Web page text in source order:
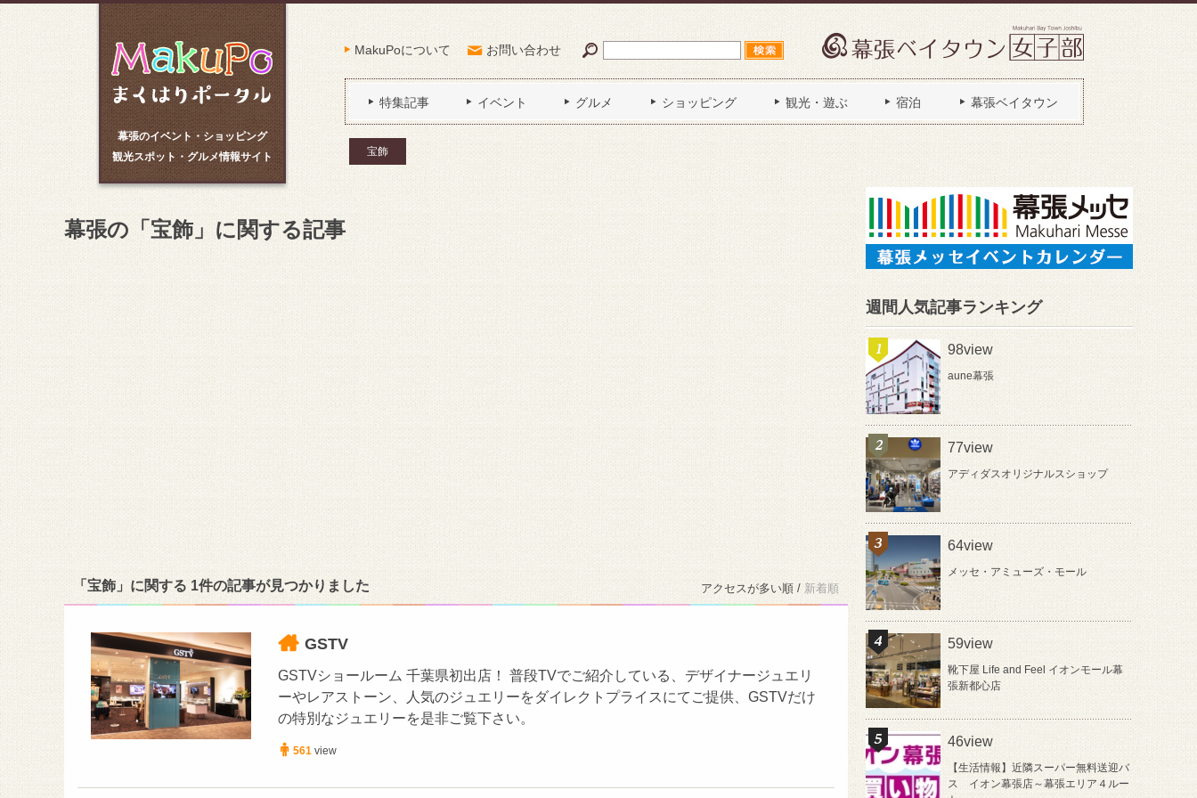
幕張のイベント・ショッピング
観光スポット・グルメ情報サイト
MakuPoについて お問い合わせ
特集記事 イベント グルメ ショッピング 観光・遊ぶ 宿泊 幕張ベイタウン
宝飾
幕張の「宝飾」に関する記事
「宝飾」に関する 1件の記事が見つかりました アクセスが多い順 / 新着順
GSTV
GSTVショールーム 千葉県初出店！ 普段TVでご紹介している、デザイナージュエリ
ーやレアストーン、人気のジュエリーをダイレクトプライスにてご提供、GSTVだけ
の特別なジュエリーを是非ご覧下さい。
561 view
週間人気記事ランキング
98view
aune幕張
77view
アディダスオリジナルスショップ
64view
メッセ・アミューズ・モール
59view
靴下屋 Life and Feel イオンモール幕
張新都心店
46view
【生活情報】近隣スーパー無料送迎バ
ス イオン幕張店～幕張エリア４ルー